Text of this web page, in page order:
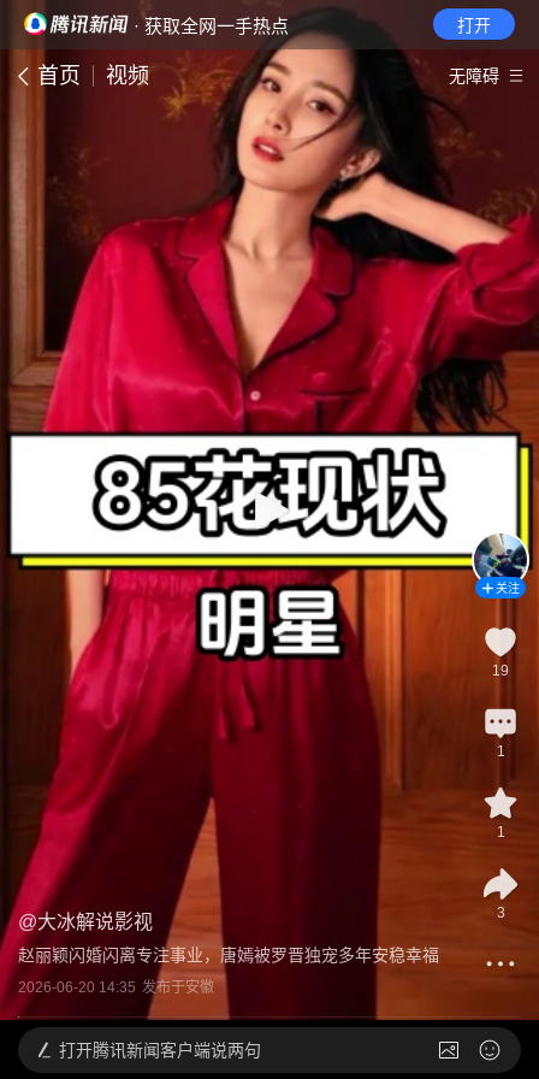
· 获取全网一手热点 打开
首页 视频 无障碍
@大冰解说影视
赵丽颖闪婚闪离专注事业，唐嫣被罗晋独宠多年安稳幸福
2026-06-20 14:35 发布于安徽
关注
19
1
1
3
打开腾讯新闻客户端说两句